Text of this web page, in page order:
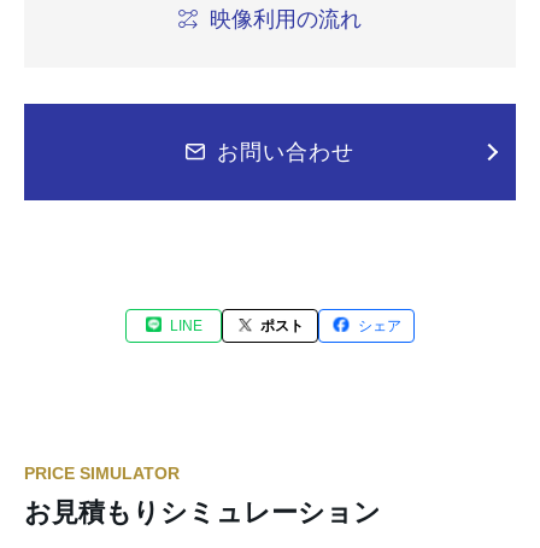
映像利用の流れ
お問い合わせ
LINE ポスト シェア
PRICE SIMULATOR
お見積もりシミュレーション